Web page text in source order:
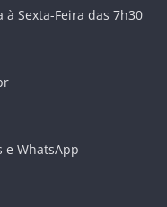
Sexta-Feira das 7h30
e WhatsApp